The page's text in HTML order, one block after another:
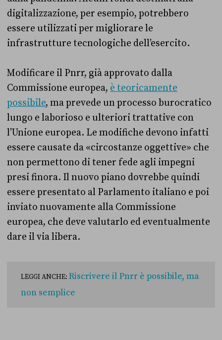
digitalizzazione, per esempio, potrebbero
essere utilizzati per migliorare le
infrastrutture tecnologiche dell’esercito.
Modificare il Pnrr, già approvato dalla
Commissione europea, è teoricamente
possibile, ma prevede un processo burocratico
lungo e laborioso e ulteriori trattative con
l’Unione europea. Le modifiche devono infatti
essere causate da «circostanze oggettive» che
non permettono di tener fede agli impegni
presi finora. Il nuovo piano dovrebbe quindi
essere presentato al Parlamento italiano e poi
inviato nuovamente alla Commissione
europea, che deve valutarlo ed eventualmente
dare il via libera.
LEGGI ANCHE: Riscrivere il Pnrr è possibile, ma
non semplice